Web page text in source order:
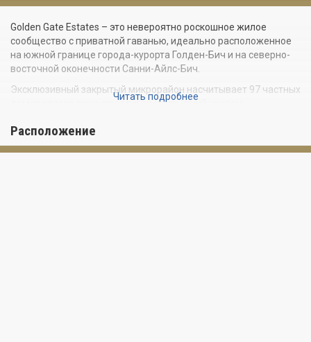
Golden Gate Estates – это невероятно роскошное жилое
сообщество с приватной гаванью, идеально расположенное
на южной границе города-курорта Голден-Бич и на северно-
восточной оконечности Санни-Айлс-Бич.
Эксклюзивный закрытый микрорайон насчитывает 97 частных
домов класса люкс, предлагая наивысший уровень
Резиденты Golden Gate Estates Sunny Isles Beach могут
наслаждаться доступом к частной гавани, а также
Читать подробнее
Расположение